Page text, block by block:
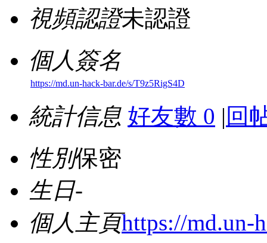
視頻認證未認證
個人簽名
https://md.un-hack-bar.de/s/T9z5RigS4D
統計信息 好友數 0 | 回
性別保密
生日-
個人主頁https://md.un-